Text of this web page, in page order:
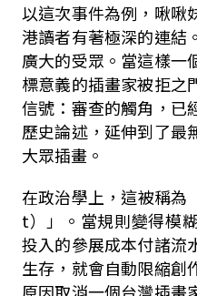
以這次事件為例，啾啾
港讀者有著極深的連結
廣大的受眾。當這樣一
標意義的插畫家被拒之
信號：審查的觸角，已
歷史論述，延伸到了最
大眾插畫。
在政治學上，這被稱為
t）」。當規則變得模
投入的參展成本付諸流
生存，就會自動限縮創